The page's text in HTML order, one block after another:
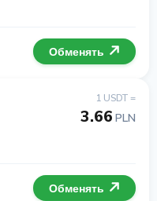
Обменять
1 USDT =
3.66 PLN
Обменять